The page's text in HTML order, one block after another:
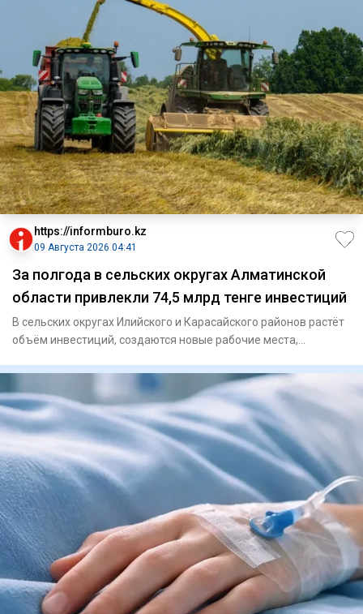
https://informburo.kz
09 Августа 2026 04:41
За полгода в сельских округах Алматинской
области привлекли 74,5 млрд тенге инвестиций
В сельских округах Илийского и Карасайского районов растёт
объём инвестиций, создаются новые рабочие места,